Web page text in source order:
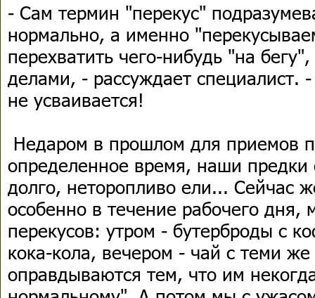
- Сам термин "перекус"
нормально, а именно
перехватить чего-нибудь "на
делами, - рассуждает специалист.
не усваивается!
Недаром в прошлом для приемов
определенное время, наши предки
долго, неторопливо ели... Сейчас
особенно в течение рабочего дня,
перекусов: утром - бутерброды с
кока-кола, вечером - чай с теми
оправдываются тем, что им